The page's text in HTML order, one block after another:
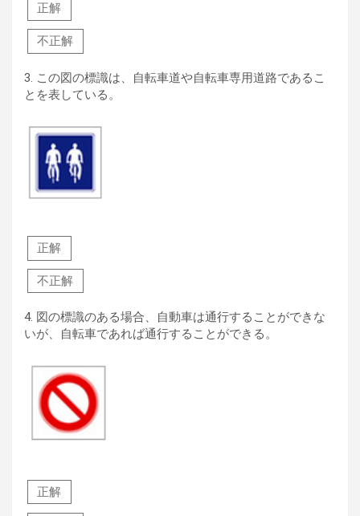
正解
不正解
3. この図の標識は、自転車道や自転車専用道路であるこ
とを表している。
正解
不正解
4. 図の標識のある場合、自動車は通行することができな
いが、自転車であれば通行することができる。
正解